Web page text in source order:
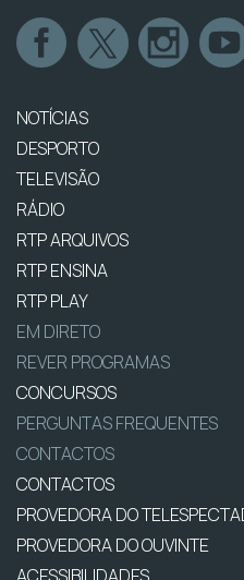
NOTÍCIAS
DESPORTO
TELEVISÃO
RÁDIO
RTP ARQUIVOS
RTP ENSINA
RTP PLAY
EM DIRETO
REVER PROGRAMAS
CONCURSOS
PERGUNTAS FREQUENTES
CONTACTOS
CONTACTOS
PROVEDORA DO
PROVEDORA DO OUVINTE